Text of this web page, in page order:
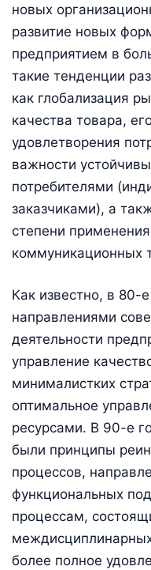
новых
развитие новых
предприятием в
такие тенденции
как глобализация
качества товара,
удовлетворения
важности
потребителями
заказчиками), а
степени
коммуникационных
Как известно, в 80-
направлениями
деятельности
управление
минималистких
оптимальное
ресурсами. В 90-е
были принципы
процессов,
функциональных
процессам,
более полное